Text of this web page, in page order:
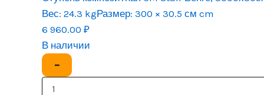
Вес: 24.3 kgРазмер: 300 × 30.5 см cm
6 960.00 ₽
В наличии
−